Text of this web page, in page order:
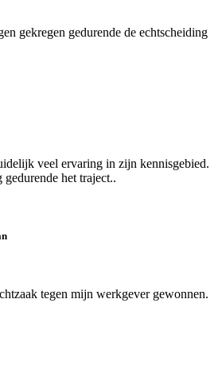
gekregen gedurende de echtscheiding
veel ervaring in zijn kennisgebied.
het traject..
tegen mijn werkgever gewonnen.